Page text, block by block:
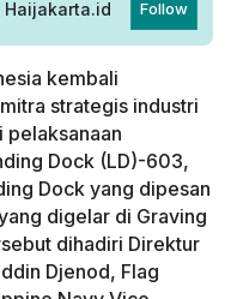
Haijakarta.id Follow
kembali
strategis industri
pelaksanaan
Dock (LD)-603,
Dock yang dipesan
digelar di Graving
dihadiri Direktur
Djenod, Flag